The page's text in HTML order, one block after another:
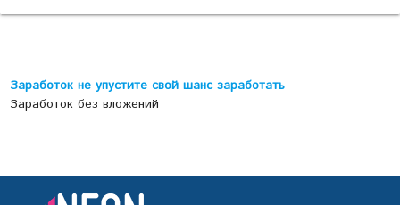
Заработок не упустите свой шанс заработать
Заработок без вложений